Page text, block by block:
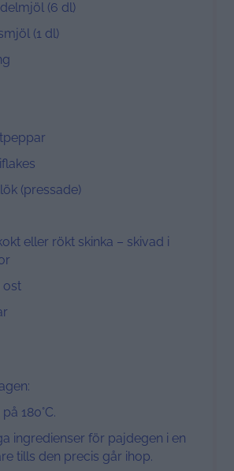
(6 dl)
(1 dl)
(pressade)
eller rökt skinka – skivad i
ost
180°C.
ingredienser för pajdegen i en
tills den precis går ihop.